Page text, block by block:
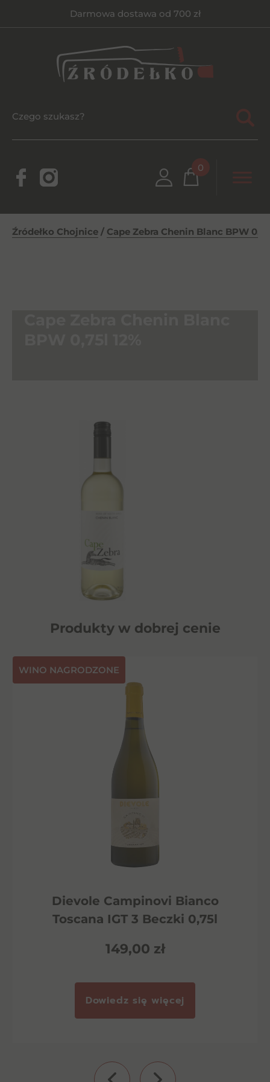
Darmowa dostawa od 700 zł
0
Źródełko Chojnice / Cape Zebra Chenin Blanc BPW
Produkty w dobrej cenie
⁠WINO NAGRODZONE
Dievole Campinovi Bianco
Toscana IGT 3 Beczki 0,75l
149,00 zł
Dowiedz się więcej